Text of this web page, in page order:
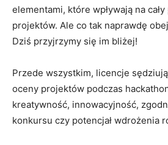
elementami, które wpływają na
projektów. ‍Ale co tak naprawdę
Dziś przyjrzymy się im​ bliżej!
Przede wszystkim, licencje
oceny projektów podczas
kreatywność, innowacyjność,
konkursu czy potencjał wdrożenia